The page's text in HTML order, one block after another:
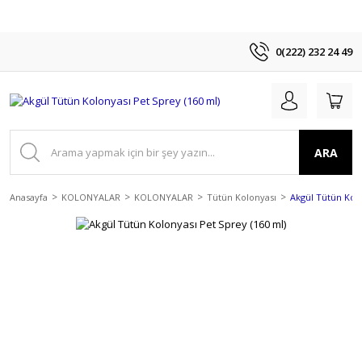
0(222) 232 24 49
ARA
Anasayfa KOLONYALAR KOLONYALAR Tütün Kolonyası Akgül Tütün